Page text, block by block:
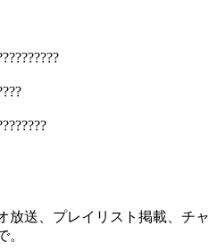
放送、プレイリスト掲載、チャ
。